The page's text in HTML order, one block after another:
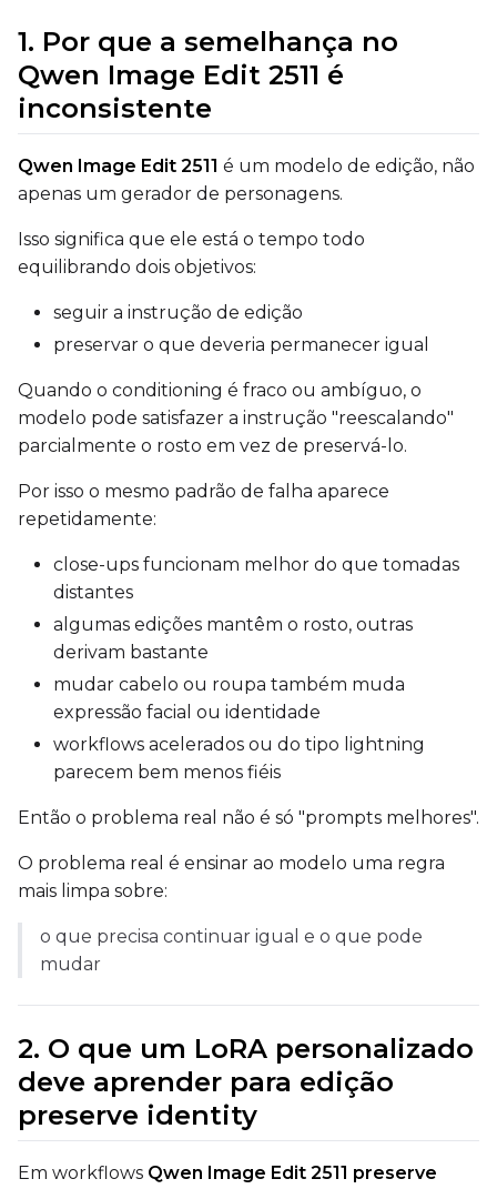
EMA (Exponential Moving
Text Encoder Optimizations
ToggleCache Text
Cache Text
Regularization
Toggle
Other
ToggleContrastive
Contrastive Guidance
VALIDATION
ADVANCED
The Target Dataset
come back here.
Dataset1
Target Dataset
Control Dataset 1
Control Dataset 2
1. Por que a semelhança no
Qwen Image Edit 2511 é
inconsistente
Qwen Image Edit 2511 é um modelo de edição, não
apenas um gerador de personagens.
Isso significa que ele está o tempo todo
equilibrando dois objetivos:
seguir a instrução de edição
preservar o que deveria permanecer igual
Quando o conditioning é fraco ou ambíguo, o
modelo pode satisfazer a instrução "reescalando"
parcialmente o rosto em vez de preservá-lo.
Por isso o mesmo padrão de falha aparece
repetidamente:
close-ups funcionam melhor do que tomadas
distantes
algumas edições mantêm o rosto, outras
derivam bastante
mudar cabelo ou roupa também muda
expressão facial ou identidade
workflows acelerados ou do tipo lightning
parecem bem menos fiéis
Então o problema real não é só "prompts melhores".
O problema real é ensinar ao modelo uma regra
mais limpa sobre:
o que precisa continuar igual e o que pode
mudar
2. O que um LoRA personalizado
deve aprender para edição
preserve identity
Em workflows Qwen Image Edit 2511 preserve